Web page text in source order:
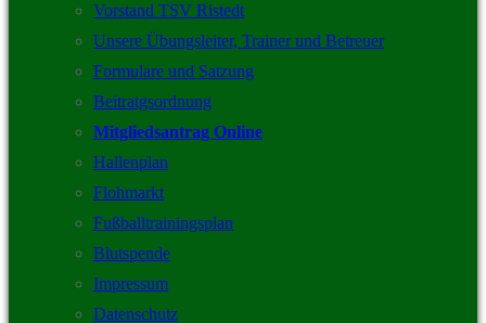
Vorstand TSV Ristedt
Unsere Übungsleiter, Trainer und Betreuer
Formulare und Satzung
Beitratgsordnung
Mitgliedsantrag Online
Hallenplan
Flohmarkt
Fußballtrainingsplan
Blutspende
Impressum
Datenschutz